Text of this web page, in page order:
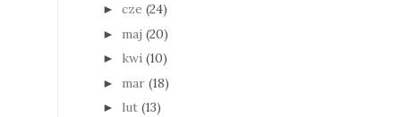
► cze (24)
► maj (20)
► kwi (10)
► mar (18)
► lut (13)